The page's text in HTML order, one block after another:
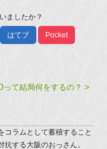
ましたか？
はてブ Pocket
って結局何をするの？ >
コラムとして蓄積すること
する大阪のおっさん。